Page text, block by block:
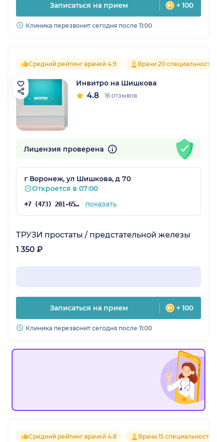
Записаться на прием + 100
Клиника перезвонит сегодня после 11:00
Средний рейтинг врачей 4.9 Врачи 20
Инвитро на Шишкова
4.8 16 отзывов
Лицензия проверена
г Воронеж, ул Шишкова, д 70
Откроется в 07:00
+7 (473) 201-65-34 показать
ТРУЗИ простаты / предстательной железы
1 350 ₽
Записаться на прием + 100
Клиника перезвонит сегодня после 11:00
Средний рейтинг врачей 4.8 Врачи 15 специальностей